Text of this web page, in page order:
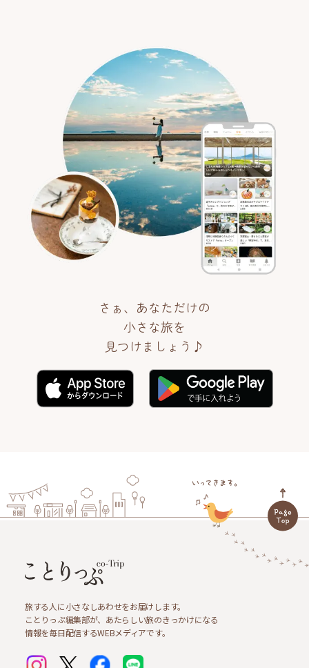
さぁ、あなただけの
小さな旅を
見つけましょう♪
旅する人に小さなしあわせをお届けします。
ことりっぷ編集部が、あたらしい旅のきっかけになる
情報を毎日配信するWEBメディアです。